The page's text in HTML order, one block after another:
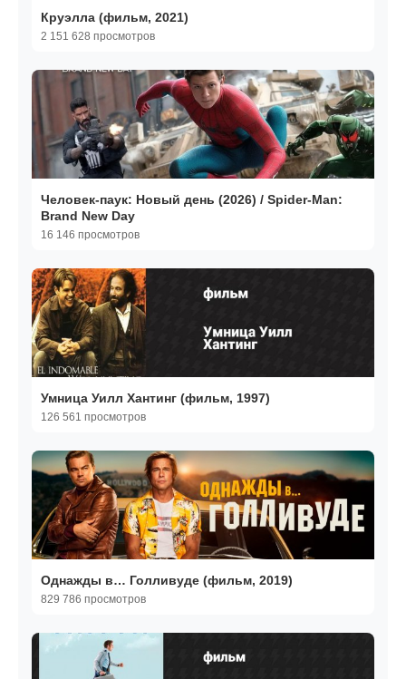
Круэлла (фильм, 2021)
2 151 628 просмотров
Человек-паук: Новый день (2026) / Spider-Man:
Brand New Day
16 146 просмотров
Умница Уилл Хантинг (фильм, 1997)
126 561 просмотров
Однажды в… Голливуде (фильм, 2019)
829 786 просмотров